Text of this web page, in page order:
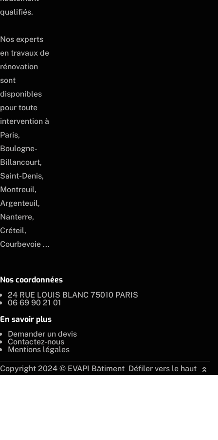
qualifiés.
Nos experts
en travaux de
rénovation
sont
disponibles
pour toute
intervention à
Paris,
Boulogne-
Billancourt,
Saint-Denis,
Montreuil,
Argenteuil,
Nanterre,
Créteil,
Courbevoie ...
Nos coordonnées
24 RUE LOUIS BLANC 75010 PARIS
06 69 90 21 01
En savoir plus
Demander un devis
Contactez-nous
Mentions légales
Copyright 2024 © EVAPI Bâtiment Défiler vers le haut